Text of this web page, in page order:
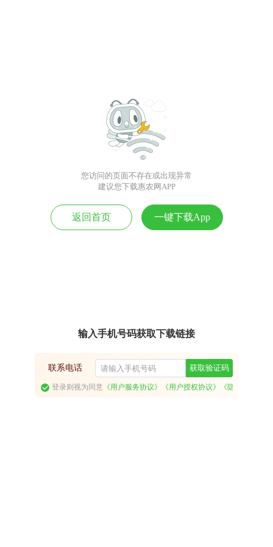
您访问的页面不存在或出现异常
建议您下载惠农网APP
返回首页 一键下载App
输入手机号码获取下载链接
联系电话 获取验证码
登录则视为同意《用户服务协议》 《用户授权协议》 《隐私政策》